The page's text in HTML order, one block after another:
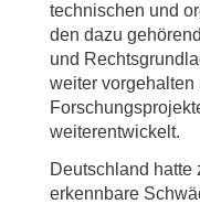
technischen und
den dazu
und
weiter
weiterentwickelt.
Deutschland hatte
erkennbare